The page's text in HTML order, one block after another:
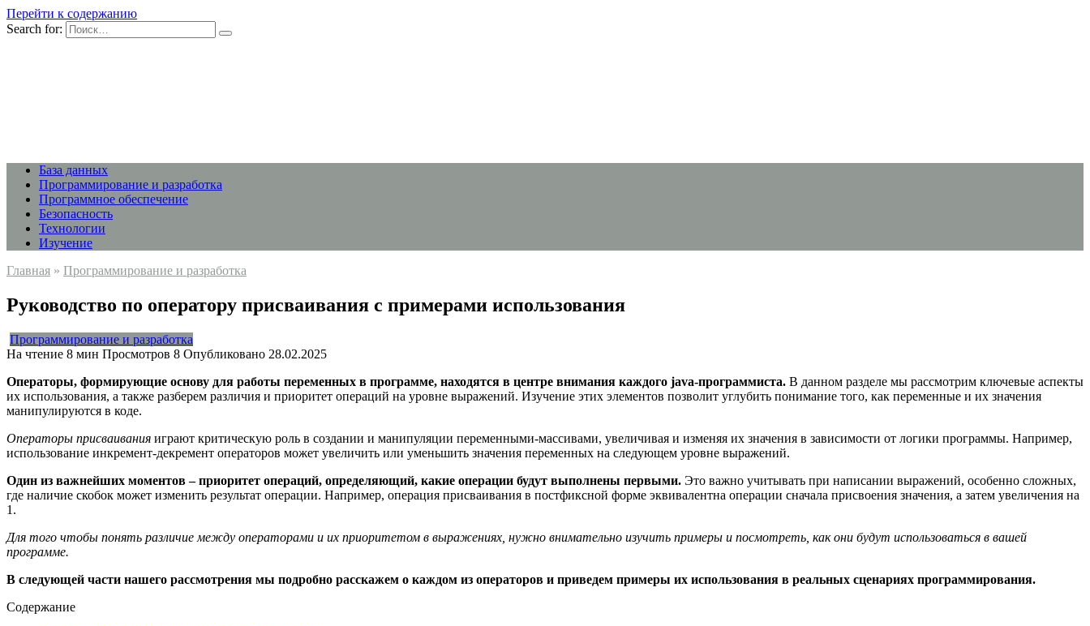
Перейти к содержанию
Search for:
База данных
Программирование и разработка
Программное обеспечение
Безопасность
Технологии
Изучение
Главная » Программирование и разработка
Руководство по оператору присваивания с примерами использования
Программирование и разработка
На чтение 8 мин Просмотров 8 Опубликовано 28.02.2025
Операторы, формирующие основу для работы переменных в программе, находятся в центре внимания каждого java-программиста. В данном разделе мы рассмотрим ключевые аспекты
их использования, а также разберем различия и приоритет операций на уровне выражений. Изучение этих элементов позволит углубить понимание того, как переменные и их значения
манипулируются в коде.
Операторы присваивания играют критическую роль в создании и манипуляции переменными-массивами, увеличивая и изменяя их значения в зависимости от логики программы. Например,
использование инкремент-декремент операторов может увеличить или уменьшить значения переменных на следующем уровне выражений.
Один из важнейших моментов – приоритет операций, определяющий, какие операции будут выполнены первыми. Это важно учитывать при написании выражений, особенно сложных,
где наличие скобок может изменить результат операции. Например, операция присваивания в постфиксной форме эквивалентна операции сначала присвоения значения, а затем увеличения на
1.
Для того чтобы понять различие между операторами и их приоритетом в выражениях, нужно внимательно изучить примеры и посмотреть, как они будут использоваться в вашей
программе.
В следующей части нашего рассмотрения мы подробно расскажем о каждом из операторов и приведем примеры их использования в реальных сценариях программирования.
Содержание